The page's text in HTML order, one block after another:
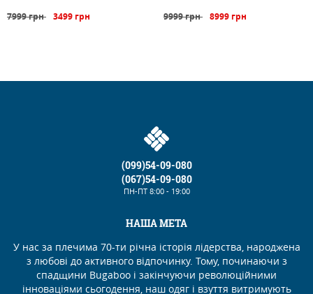
7999 грн 3499 грн 9999 грн 8999 грн
(099)54-09-080
(067)54-09-080
ПН-ПТ8:00 - 19:00
НАША МЕТА
У нас за плечима 70-ти річна історія лідерства, народжена
з любові до активного відпочинку. Тому, починаючи з
спадщини Bugaboo і закінчуючи революційними
інноваціями сьогодення, наш одяг і взуття витримують